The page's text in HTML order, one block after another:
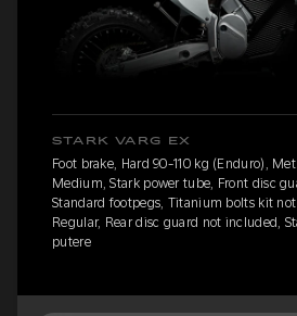
STARK VARG EX
Foot brake, Hard 90-110 kg (Enduro),
Medium, Stark power tube, Front disc
Standard footpegs, Titanium bolts kit
Regular, Rear disc guard not included,
putere